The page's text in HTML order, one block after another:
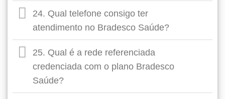
24. Qual telefone consigo ter
atendimento no Bradesco Saúde?
25. Qual é a rede referenciada
credenciada com o plano Bradesco
Saúde?